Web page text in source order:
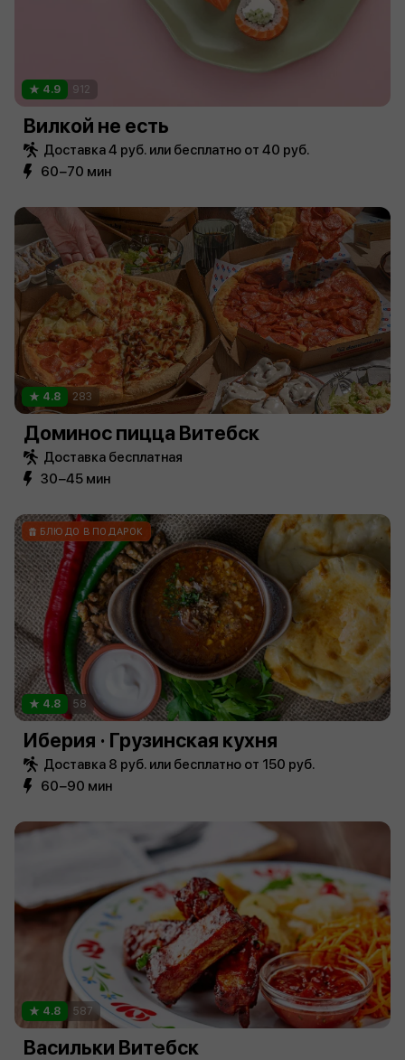
4.9 912
Вилкой не есть
Доставка 4 руб. или бесплатно от 40 руб.
60−70 мин
4.8 283
Доминос пицца Витебск
Доставка бесплатная
30−45 мин
БЛЮДО В ПОДАРОК
4.8 58
Иберия · Грузинская кухня
Доставка 8 руб. или бесплатно от 150 руб.
60−90 мин
4.8 587
Васильки Витебск